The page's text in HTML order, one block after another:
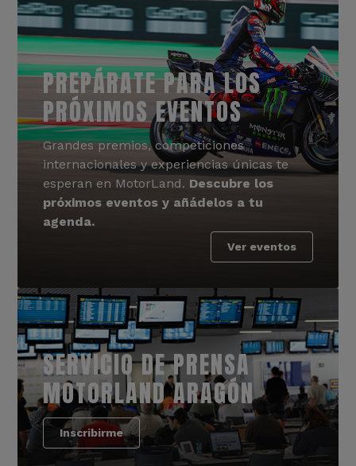
PREPÁRATE PARA LOS
PRÓXIMOS EVENTOS
Grandes premios, competiciones
internacionales y experiencias únicas te
esperan en MotorLand. Descubre los
próximos eventos y añádelos a tu
agenda.
Ver eventos
SERVICIO DE PRENSA
MOTORLAND ARAGÓN
Inscribirme